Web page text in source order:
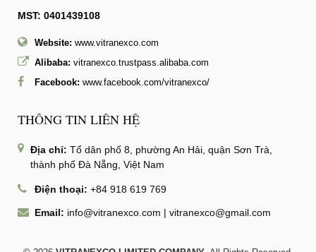
MST: 0401439108
Website: www.vitranexco.com
Alibaba: vitranexco.trustpass.alibaba.com
Facebook: www.facebook.com/vitranexco/
THÔNG TIN LIÊN HỆ
Địa chỉ: Tổ dân phố 8, phường An Hải, quận Sơn Trà,
thành phố Đà Nẵng, Việt Nam
Điện thoại: +84 918 619 769
Email: info@vitranexco.com | vitranexco@gmail.com